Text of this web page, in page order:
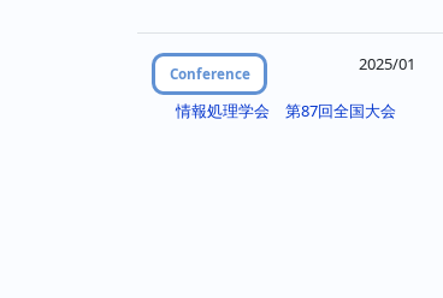
Conference 2025/01
情報処理学会 第87回全国大会